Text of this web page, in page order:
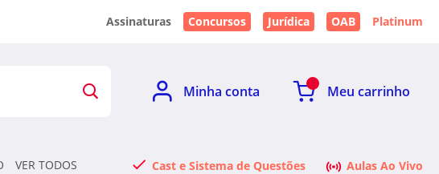
Assinaturas Concursos Jurídica OAB Platinum
Minha conta Meu carrinho
VER TODOS Cast e Sistema de Questões Aulas Ao Vivo